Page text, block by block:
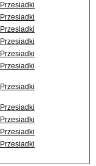
Przesiadki
Przesiadki
Przesiadki
Przesiadki
Przesiadki
Przesiadki
Przesiadki
Przesiadki
Przesiadki
Przesiadki
Przesiadki